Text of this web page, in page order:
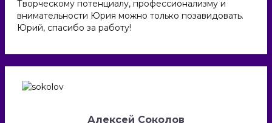
Творческому потенциалу, профессионализму и
внимательности Юрия можно только позавидовать.
Юрий, спасибо за работу!
Алексей Соколов